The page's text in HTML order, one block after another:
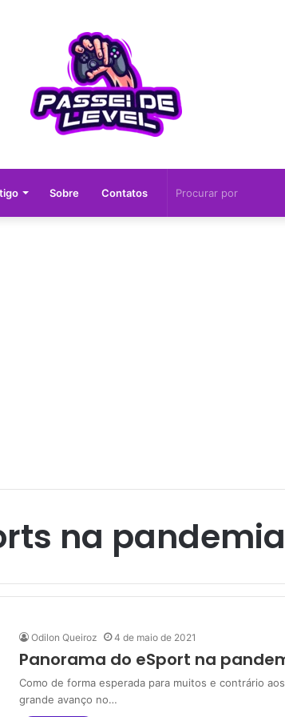
Sobre Contatos
na pandemia
Odilon Queiroz 4 de maio de 2021
Panorama do eSport na
Como de forma esperada para muitos e contrário
grande avanço no…